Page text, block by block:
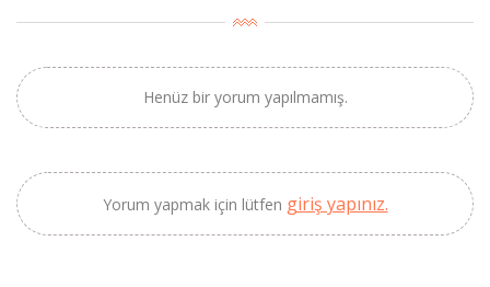
Henüz bir yorum yapılmamış.
Yorum yapmak için lütfen giriş yapınız.
×
BU HAFTANIN PLANLI İNDİRİMİ
2071,30 TL
Naturel Sızma
Zeytinyağı (5lt, Soğuk
Sıkım) - Bilgem